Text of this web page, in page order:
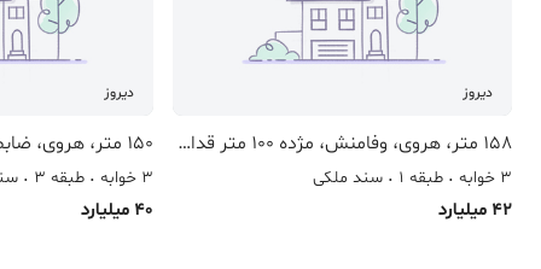
دیروز
158 متر، هروی، وفامنش، مژده 100 متر قدارالسهم
3 خوابه طبقه 1 سند ملکی
42 میلیارد
دیروز
3 خوابه طبقه 3
40 میلیارد